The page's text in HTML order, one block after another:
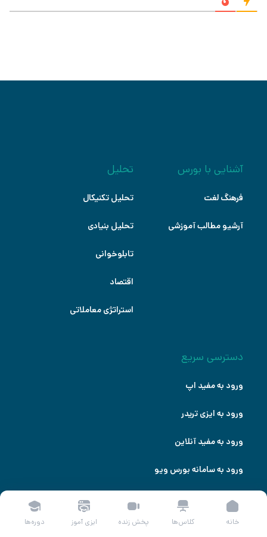
آشنایی با بورس
فرهنگ لغت
آرشیو مطالب آموزشی
تحلیل
تحلیل تکنیکال
تحلیل بنیادی
تابلوخوانی
اقتصاد
استراتژی معاملاتی
دسترسی سریع
ورود به مفید اپ
ورود به ایزی تریدر
ورود به مفید آنلاین
ورود به سامانه بورس ویو
خانه کلاس‌ها پخش زنده ایزی آموز دوره‌ها